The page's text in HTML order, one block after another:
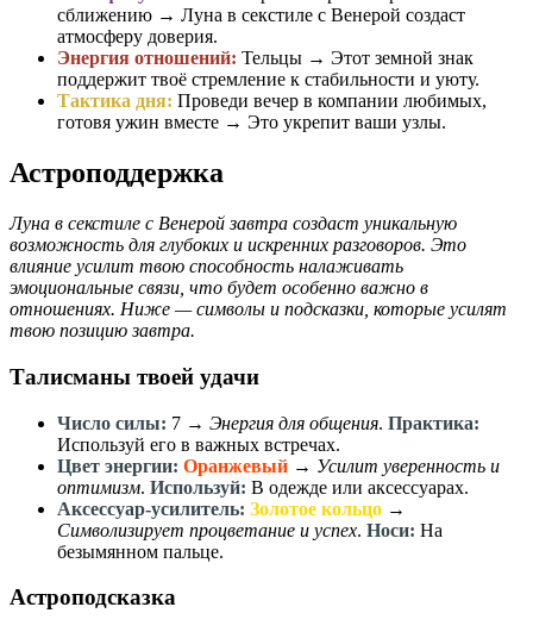
сближению → Луна в секстиле с Венерой создаст
атмосферу доверия.
Энергия отношений: Тельцы → Этот земной знак
поддержит твоё стремление к стабильности и уюту.
Тактика дня: Проведи вечер в компании любимых,
готовя ужин вместе → Это укрепит ваши узлы.
Астроподдержка
Луна в секстиле с Венерой завтра создаст уникальную
возможность для глубоких и искренних разговоров. Это
влияние усилит твою способность налаживать
эмоциональные связи, что будет особенно важно в
отношениях. Ниже — символы и подсказки, которые усилят
твою позицию завтра.
Талисманы твоей удачи
Число силы: 7 → Энергия для общения. Практика:
Используй его в важных встречах.
Цвет энергии: Оранжевый → Усилит уверенность и
оптимизм. Используй: В одежде или аксессуарах.
Аксессуар-усилитель: Золотое кольцо →
Символизирует процветание и успех. Носи: На
безымянном пальце.
Астроподсказка